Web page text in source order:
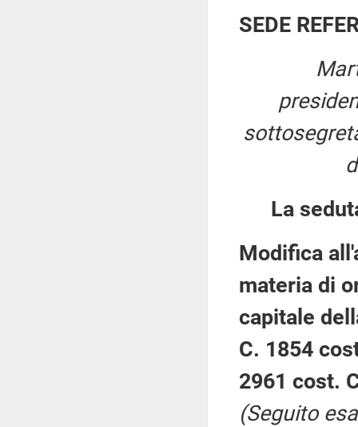
SEDE
La
Modifica
materia di
capitale
C. 1854
2961 cost.
(Seguito